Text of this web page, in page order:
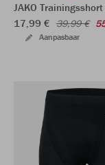
JAKO
17,99 € 39,99 €
Aanpasbaar